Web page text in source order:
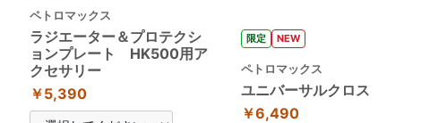
ペトロマックス
ラジエーター＆プロテクシ
ョンプレート HK500用ア
クセサリー
￥5,390
限定 NEW
ペトロマックス
ユニバーサルクロス
￥6,490